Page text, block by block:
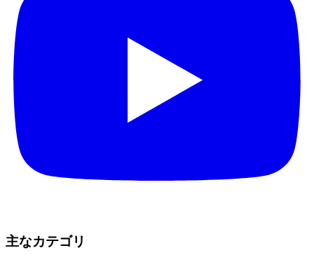
主なカテゴリ